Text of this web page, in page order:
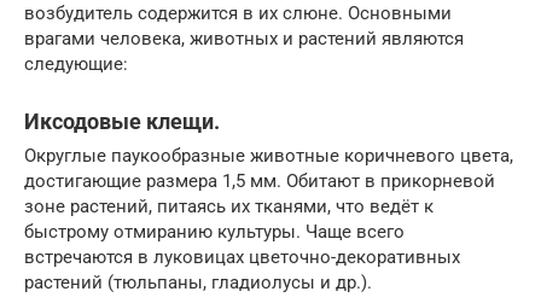
возбудитель содержится в их слюне. Основными
врагами человека, животных и растений являются
следующие:
Иксодовые клещи.
Округлые паукообразные животные коричневого цвета,
достигающие размера 1,5 мм. Обитают в прикорневой
зоне растений, питаясь их тканями, что ведёт к
быстрому отмиранию культуры. Чаще всего
встречаются в луковицах цветочно-декоративных
растений (тюльпаны, гладиолусы и др.).